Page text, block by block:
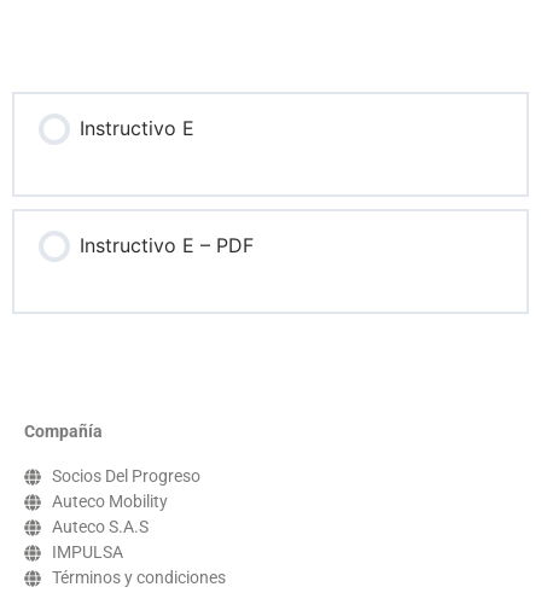
Instructivo E
Instructivo E – PDF
Compañía
Socios Del Progreso
Auteco Mobility
Auteco S.A.S
IMPULSA
Términos y condiciones